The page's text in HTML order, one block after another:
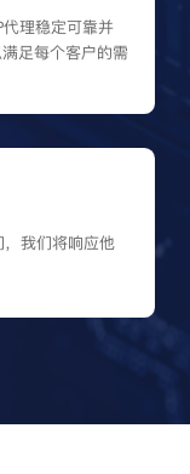
理稳定可靠并
足每个客户的需
我们将响应他